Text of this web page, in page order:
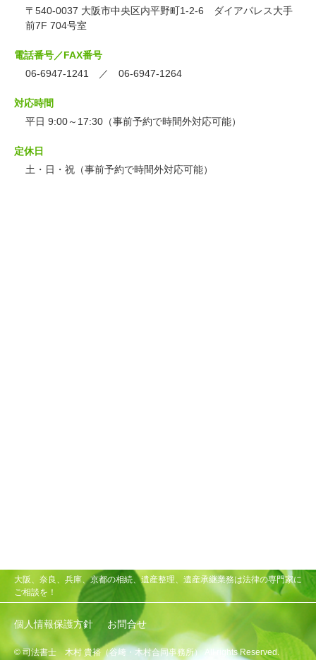
〒540-0037 大阪市中央区内平野町1-2-6 ダイアパレス大手
前7F 704号室
電話番号／FAX番号
06-6947-1241 ／ 06-6947-1264
対応時間
平日 9:00～17:30（事前予約で時間外対応可能）
定休日
土・日・祝（事前予約で時間外対応可能）
大阪、奈良、兵庫、京都の相続、遺産整理、遺産承継業務は法律の専門家に
ご相談を！
個人情報保護方針 お問合せ
© 司法書士 木村 貴裕（谷﨑・木村合同事務所） All rights Reserved.